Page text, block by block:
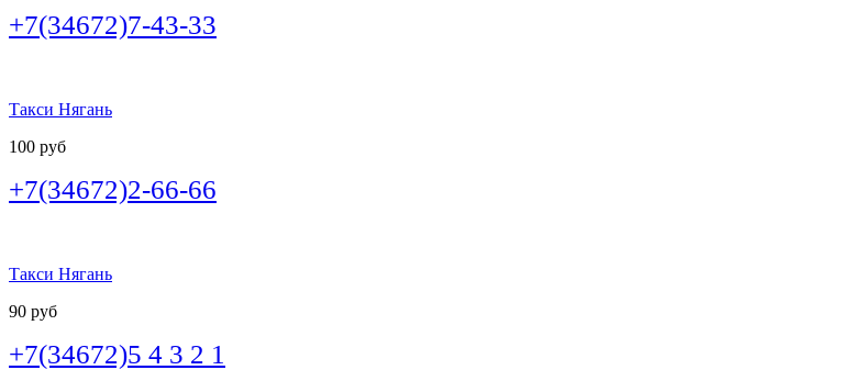
+7(34672)7-43-33
Такси Нягань
100 руб
+7(34672)2-66-66
Такси Нягань
90 руб
+7(34672)5 4 3 2 1